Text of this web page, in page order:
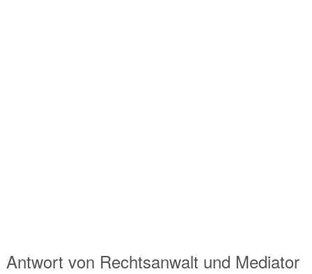
Antwort von Rechtsanwalt und Mediator